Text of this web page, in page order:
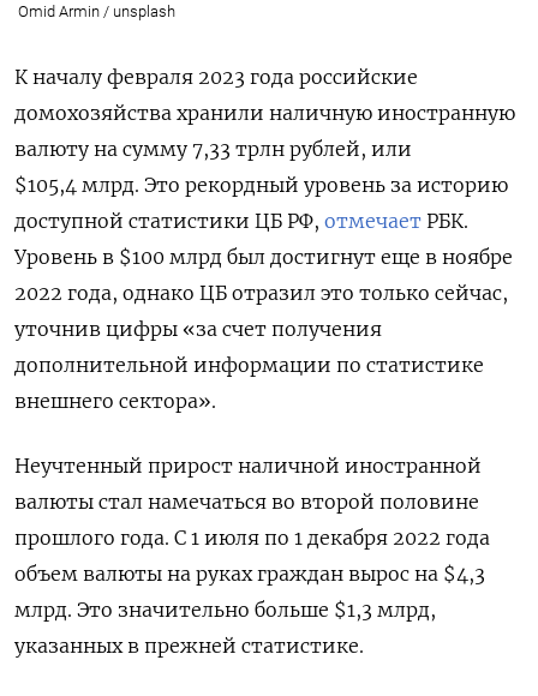
Omid Armin / unsplash
К началу февраля 2023 года российские
домохозяйства хранили наличную иностранную
валюту на сумму 7,33 трлн рублей, или
$105,4 млрд. Это рекордный уровень за историю
доступной статистики ЦБ РФ, отмечает РБК.
Уровень в $100 млрд был достигнут еще в ноябре
2022 года, однако ЦБ отразил это только сейчас,
уточнив цифры «за счет получения
дополнительной информации по статистике
внешнего сектора».
Неучтенный прирост наличной иностранной
валюты стал намечаться во второй половине
прошлого года. С 1 июля по 1 декабря 2022 года
объем валюты на руках граждан вырос на $4,3
млрд. Это значительно больше $1,3 млрд,
указанных в прежней статистике.